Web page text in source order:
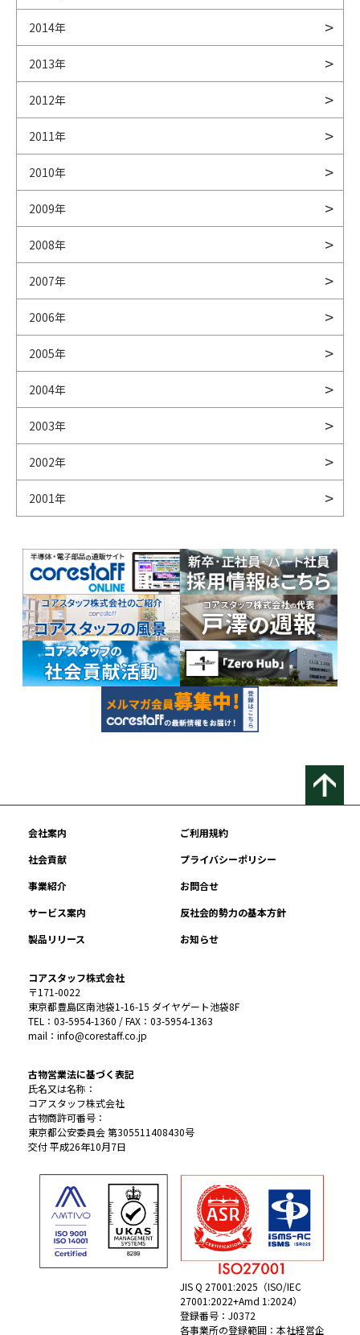
2014年
2013年
2012年
2011年
2010年
2009年
2008年
2007年
2006年
2005年
2004年
2003年
2002年
2001年
会社案内
ご利用規約
社会貢献
プライバシーポリシー
事業紹介
お問合せ
サービス案内
反社会的勢力の基本方針
製品リリース
お知らせ
コアスタッフ株式会社
〒171-0022
東京都豊島区南池袋1-16-15 ダイヤゲート池袋8F
TEL：03-5954-1360 / FAX：03-5954-1363
mail：info@corestaff.co.jp
古物営業法に基づく表記
氏名又は名称：
コアスタッフ株式会社
古物商許可番号：
東京都公安委員会 第305511408430号
交付 平成26年10月7日
JIS Q 27001:2025（ISO/IEC
27001:2022+Amd 1:2024）
登録番号：J0372
各事業所の登録範囲：本社経営企